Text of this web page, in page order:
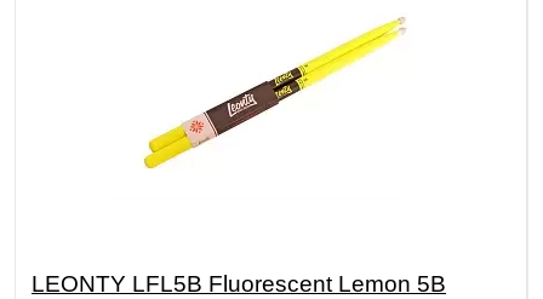
LEONTY LFL5B Fluorescent Lemon 5B